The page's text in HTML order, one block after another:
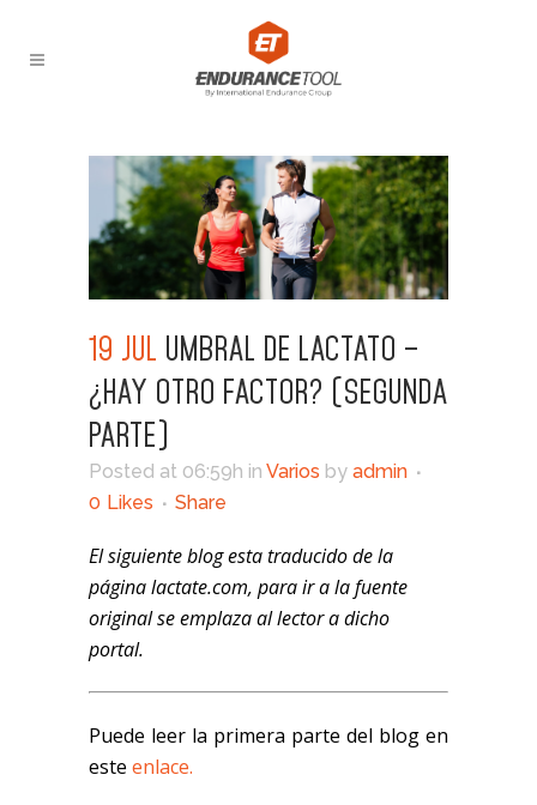
19 JUL
UMBRAL DE LACTATO –
¿HAY OTRO FACTOR? (SEGUNDA
PARTE)
Posted at 06:59h in Varios by admin
0 Likes Share
El siguiente blog esta traducido de la
página lactate.com, para ir a la fuente
original se emplaza al lector a dicho
portal.
Puede leer la primera parte del blog en
este enlace.